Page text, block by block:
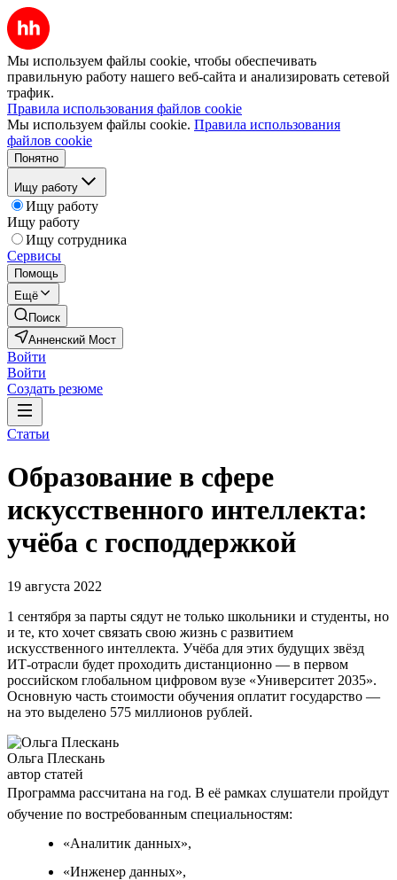
Мы используем файлы cookie, чтобы обеспечивать
правильную работу нашего веб-сайта и анализировать сетевой
трафик.
Правила использования файлов cookie
Мы используем файлы cookie. Правила использования
файлов cookie
Понятно
Ищу работу
Ищу работу
Ищу работу
Ищу сотрудника
Сервисы
Помощь
Ещё
Поиск
Анненский Мост
Войти
Войти
Создать резюме
Статьи
Образование в сфере
искусственного интеллекта:
учёба с господдержкой
19 августа 2022
1 сентября за парты сядут не только школьники и студенты, но
и те, кто хочет связать свою жизнь с развитием
искусственного интеллекта. Учёба для этих будущих звёзд
ИТ-отрасли будет проходить дистанционно — в первом
российском глобальном цифровом вузе «Университет 2035».
Основную часть стоимости обучения оплатит государство —
на это выделено 575 миллионов рублей.
Ольга Плескань
автор статей
Программа рассчитана на год. В её рамках слушатели пройдут
обучение по востребованным специальностям:
«Аналитик данных»,
«Инженер данных»,